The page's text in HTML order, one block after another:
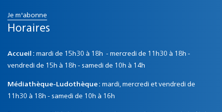
Je m'abonne
Horaires
Accueil : mardi de 15h30 à 18h - mercredi de 11h30 à 18h -
vendredi de 15h à 18h - samedi de 10h à 14h
Médiathèque-Ludothèque : mardi, mercredi et vendredi de
11h30 à 18h - samedi de 10h à 16h